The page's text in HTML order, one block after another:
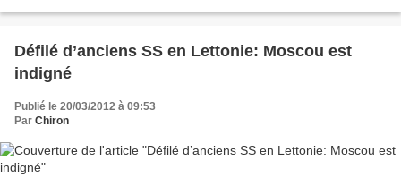
Défilé d’anciens SS en Lettonie: Moscou est
indigné
Publié le 20/03/2012 à 09:53
Par Chiron